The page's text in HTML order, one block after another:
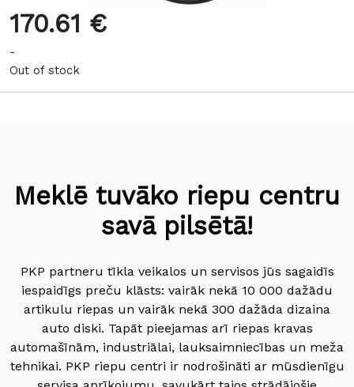
170.61 €
-
Out of stock
Meklē tuvāko riepu centru
savā pilsētā!
PKP partneru tīkla veikalos un servisos jūs sagaidīs
iespaidīgs preču klāsts: vairāk nekā 10 000 dažādu
artikulu riepas un vairāk nekā 300 dažāda dizaina
auto diski. Tapāt pieejamas arī riepas kravas
automašīnām, industriālai, lauksaimniecības un meža
tehnikai. PKP riepu centri ir nodrošināti ar mūsdienīgu